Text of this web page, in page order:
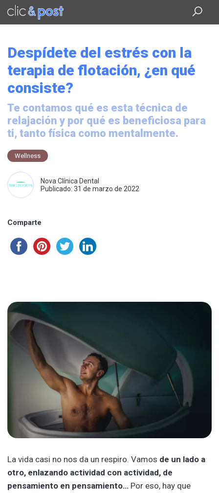
Saltar
contenido
Despídete del estrés con la
terapia de flotación, ¿en qué
consiste?
Te contamos qué es esta técnica de
relajación y por qué es beneficiosa para
ti, tanto física como mentalmente.
Wellness
Nova Clínica Dental
Publicado: 31 de marzo de 2022
Comparte
La vida casi no nos da un respiro. Vamos de un lado a
otro, enlazando actividad con actividad, de
pensamiento en pensamiento… Por eso, hay que